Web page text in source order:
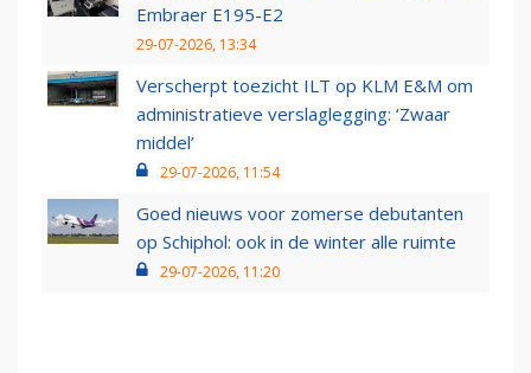
Embraer E195-E2
29-07-2026, 13:34
Verscherpt toezicht ILT op KLM E&M om
administratieve verslaglegging: ‘Zwaar
middel’
29-07-2026, 11:54
Goed nieuws voor zomerse debutanten
op Schiphol: ook in de winter alle ruimte
29-07-2026, 11:20